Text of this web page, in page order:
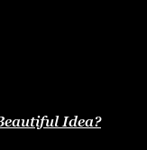
Idea?